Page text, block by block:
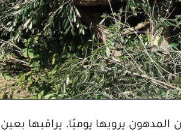
المدهون يرويها يوميًا، يراقبها بعين